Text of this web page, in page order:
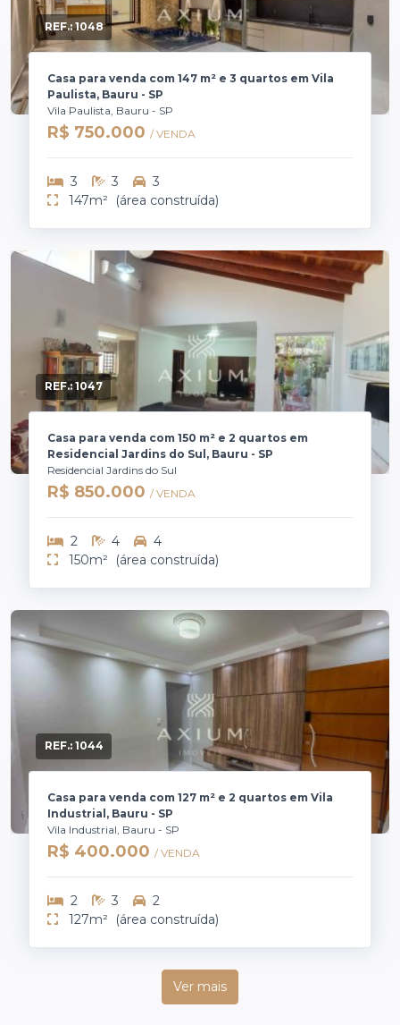
REF.:1048
Casa para venda com 147 m² e 3 quartos em Vila
Paulista, Bauru - SP
Vila Paulista, Bauru - SP
R$ 750.000 / VENDA
3 3
3
147m²
(área construída)
REF.: 1047
Casa para venda com 150 m² e 2 quartos em
Residencial Jardins do Sul, Bauru - SP
Residencial Jardins do Sul
R$ 850.000 / VENDA
2 4
4
150m²
(área construída)
REF.: 1044
Casa para venda com 127 m² e 2 quartos em Vila
Industrial, Bauru - SP
Vila Industrial, Bauru - SP
R$ 400.000 / VENDA
2 3
2
127m²
(área construída)
Ver mais